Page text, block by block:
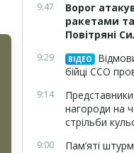
9:47
Ворог
ракетами
Повітряні
9:29 ВІДЕО
бійці ССО
9:14
нагороди на
стрільби
9:00
Пам’яті